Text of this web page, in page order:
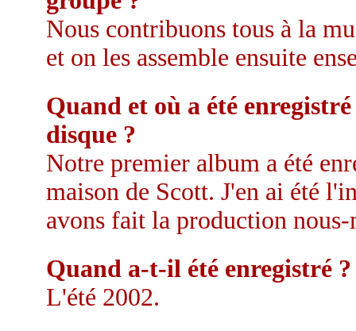
Nous contribuons tous à la
et on les assemble ensuite
Quand et où a été
disque ?
Notre premier album a été
maison de Scott. J'en ai été
avons fait la production nous-
Quand a-t-il été enregistré ?
L'été 2002.